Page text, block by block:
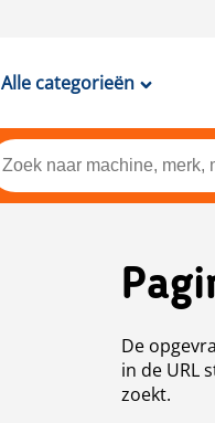
Alle categorieën
De
in de URL
zoekt.